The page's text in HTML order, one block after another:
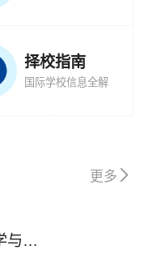
择校指南
国际学校信息全解
更多 
CITD学生升学与成长规划大会杭州站